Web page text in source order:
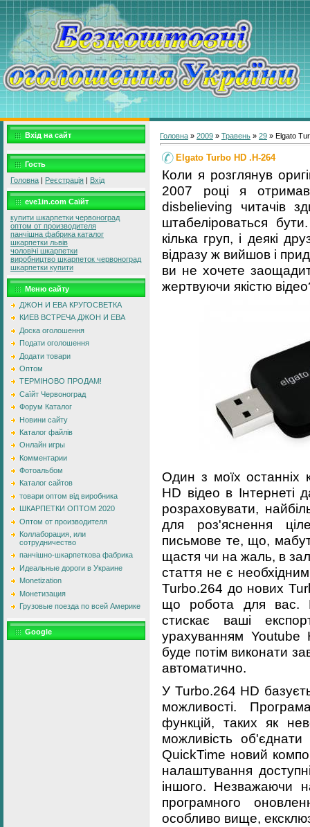
Вхід на сайт
Гость
Головна | Реєстрація | Вхід
eve1in.com Саїйт
купити шкарпетки червоноград
оптом от производителя
панчішна фабрика каталог
шкарпетки львів
чоловічі шкарпетки
виробництво шкарпеток червоноград
шкарпетки купити
Меню сайту
ДЖОН И ЕВА КРУГОСВЕТКА
КИЕВ ВСТРЕЧА ДЖОН И ЕВА
Доска оголошення
Подати оголошення
Додати товари
Оптом
ТЕРМІНОВО ПРОДАМ!
Саїйт Червоноград
Форум Каталог
Новини сайту
Каталог файлів
Онлайн игры
Комментарии
Фотоальбом
Каталог сайтов
товари оптом від виробника
ШКАРПЕТКИ ОПТОМ 2020
Оптом от производителя
Коллаборация, или
сотрудничество
панчішно-шкарпеткова фабрика
Идеальные дороги в Украине
Monetization
Монетизация
Грузовые поезда по всей Америке
Google
Головна » 2009 » Травень » 29 » Elgato
Elgato Turbo HD .H-264
Коли я розглянув
2007 році я
disbelieving читачів
штабеліроваться
кілька груп, і деякі
відразу ж вийшов і
ви не хочете
жертвуючи якістю
Один з моїх останніх
HD відео в Інтернеті
розраховувати,
для роз'яснення
письмове те, що,
щастя чи на жаль, в
стаття не є
Turbo.264 до нових
що робота для вас.
стискає ваші
урахуванням Youtube
буде потім виконати
автоматично.
У Turbo.264 HD
можливості.
функцій, таких як
можливість об'єднати
QuickTime новий
налаштування
іншого. Незважаючи
програмного
особливо вище,